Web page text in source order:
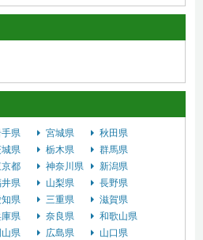
県 宮城県
秋田県
県 栃木県
群馬県
都 神奈川県
新潟県
県 山梨県
長野県
県 三重県
滋賀県
県 奈良県
和歌山県
山県 広島県
山口県